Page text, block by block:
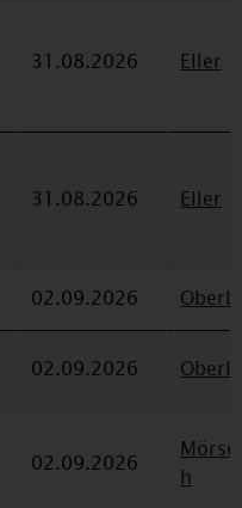
31.08.2026 Eller
31.08.2026 Eller
02.09.2026
02.09.2026
02.09.2026
h